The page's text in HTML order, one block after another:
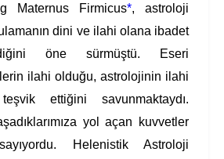
Maternus Firmicus*, astroloji
dini ve ilahi olana ibadet
öne sürmüştü. Eseri
ilahi olduğu, astrolojinin ilahi
ettiğini savunmaktaydı.
yol açan kuvvetler
Helenistik Astroloji